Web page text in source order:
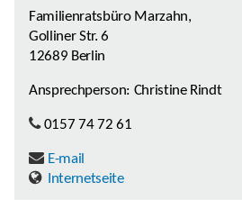
Familienratsbüro Marzahn,
Golliner Str. 6
12689 Berlin
Ansprechperson: Christine Rindt
0157 74 72 61
E-mail
Internetseite